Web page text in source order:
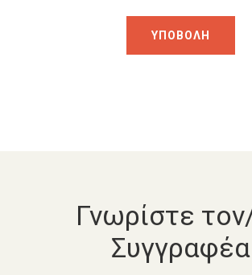
Γνωρίστε
Συγγραφέα